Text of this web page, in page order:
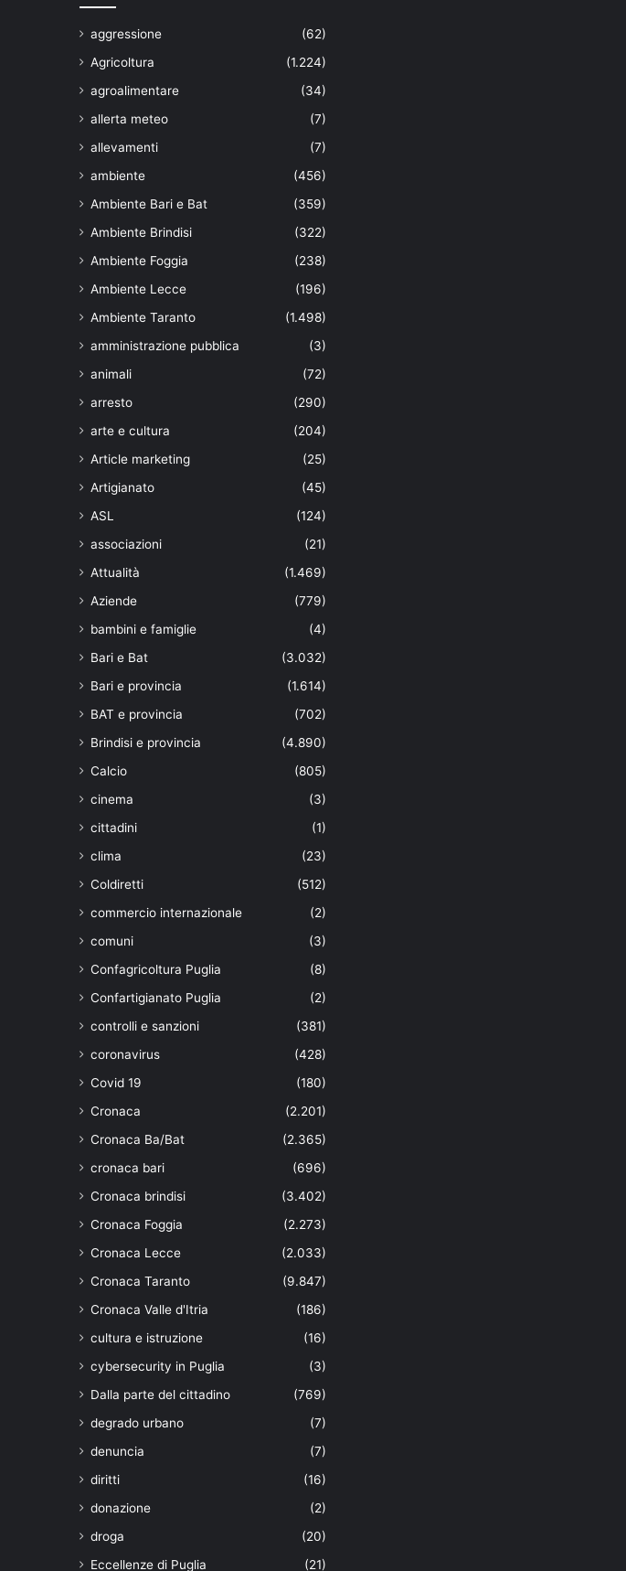
aggressione
(62)
Agricoltura
(1.224)
agroalimentare
(34)
allerta meteo
(7)
allevamenti
(7)
ambiente
(456)
Ambiente Bari e Bat
(359)
Ambiente Brindisi
(322)
Ambiente Foggia
(238)
Ambiente Lecce
(196)
Ambiente Taranto
(1.498)
amministrazione pubblica
(3)
animali
(72)
arresto
(290)
arte e cultura
(204)
Article marketing
(25)
Artigianato
(45)
ASL
(124)
associazioni
(21)
Attualità
(1.469)
Aziende
(779)
bambini e famiglie
(4)
Bari e Bat
(3.032)
Bari e provincia
(1.614)
BAT e provincia
(702)
Brindisi e provincia
(4.890)
Calcio
(805)
cinema
(3)
cittadini
(1)
clima
(23)
Coldiretti
(512)
commercio internazionale
(2)
comuni
(3)
Confagricoltura Puglia
(8)
Confartigianato Puglia
(2)
controlli e sanzioni
(381)
coronavirus
(428)
Covid 19
(180)
Cronaca
(2.201)
Cronaca Ba/Bat
(2.365)
cronaca bari
(696)
Cronaca brindisi
(3.402)
Cronaca Foggia
(2.273)
Cronaca Lecce
(2.033)
Cronaca Taranto
(9.847)
Cronaca Valle d'Itria
(186)
cultura e istruzione
(16)
cybersecurity in Puglia
(3)
Dalla parte del cittadino
(769)
degrado urbano
(7)
denuncia
(7)
diritti
(16)
donazione
(2)
droga
(20)
Eccellenze di Puglia
(21)